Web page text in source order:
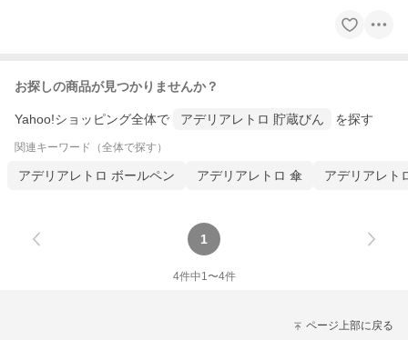
お探しの商品が見つかりませんか？
Yahoo!ショッピング全体で アデリアレトロ 貯蔵びん を探す
関連キーワード（全体で探す）
アデリアレトロ ボールペン アデリアレトロ 傘 アデリアレト
1
4件中1〜4件
ページ上部に戻る